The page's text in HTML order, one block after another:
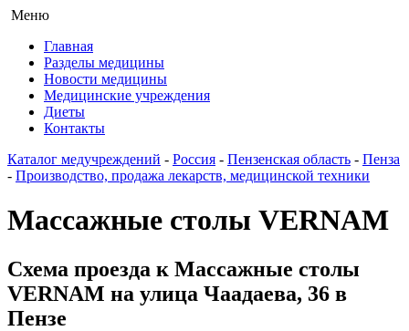
Меню
Главная
Разделы медицины
Новости медицины
Медицинские учреждения
Диеты
Контакты
Каталог медучреждений - Россия - Пензенская область - Пенза
- Производство, продажа лекарств, медицинской техники
Массажные столы VERNAM
Схема проезда к Массажные столы
VERNAM на улица Чаадаева, 36 в
Пензе